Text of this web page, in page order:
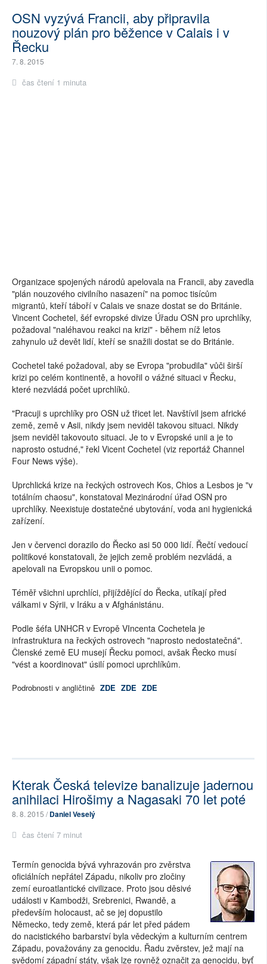
OSN vyzývá Francii, aby připravila
nouzový plán pro běžence v Calais i v
Řecku
7. 8. 2015
čas čtení 1 minuta
Organizace spojených národů apelovala na Francii, aby zavedla
"plán nouzového civilního nasazení" na pomoc tisícům
migrantů, kteří táboří v Calais ve snaze dostat se do Británie.
Vincent Cochetel, šéf evropské divize Úřadu OSN pro uprchlíky,
požadoval "naléhavou reakci na krizi" - během níž letos
zahynulo už devět lidí, kteří se snažili dostat se do Británie.
Cochetel také požadoval, aby se Evropa "probudila" vůči širší
krizi po celém kontinentě, a hovořil o vážné situaci v Řecku,
které nezvládá počet uprchlíků.
"Pracuji s uprchlíky pro OSN už třicet let. Navštívil jsem africké
země, země v Asii, nikdy jsem neviděl takovou situaci. Nikdy
jsem neviděl takovouto situaci. Je to v Evropské unii a je to
naprosto ostudné," řekl Vicent Cochetel (viz reportáž Channel
Four News výše).
Uprchlická krize na řeckých ostrovech Kos, Chios a Lesbos je "v
totálním chaosu", konstatoval Mezinárodní úřad OSN pro
uprchlíky. Neexistuje dostatečné ubytování, voda ani hygienická
zařízení.
Jen v červenci dorazilo do Řecko asi 50 000 lidí. Řečtí vedoucí
politikové konstatovali, že jejich země problém nezvládá, a
apelovali na Evropskou unii o pomoc.
Téměř všichni uprchlíci, přijíždějící do Řecka, utíkají před
válkami v Sýrii, v Iráku a v Afghánistánu.
Podle šéfa UNHCR v Evropě VIncenta Cochetela je
infrastruktura na řeckých ostrovech "naprosto nedostatečná".
Členské země EU musejí Řecku pomoci, avšak Řecko musí
"vést a koordinovat" úsilí pomoci uprchlíkům.
Podrobnosti v angličtině ZDE ZDE ZDE
Kterak Česká televize banalizuje jadernou
anihilaci Hirošimy a Nagasaki 70 let poté
8. 8. 2015 /Daniel Veselý
čas čtení 7 minut
Termín genocida bývá vyhrazován pro zvěrstva
oficiálních nepřátel Západu, nikoliv pro zločiny
zemí euroatlantické civilizace. Proto jsou děsivé
události v Kambodži, Srebrenici, Rwandě, a
především holocaust, ač se jej dopustilo
Německo, tedy země, která pár let před pádem
do nacistického barbarství byla vědeckým a kulturním centrem
Západu, považovány za genocidu. Řadu zvěrstev, jež mají na
svědomí západní státy, však lze rovněž označit za genocidu, byť